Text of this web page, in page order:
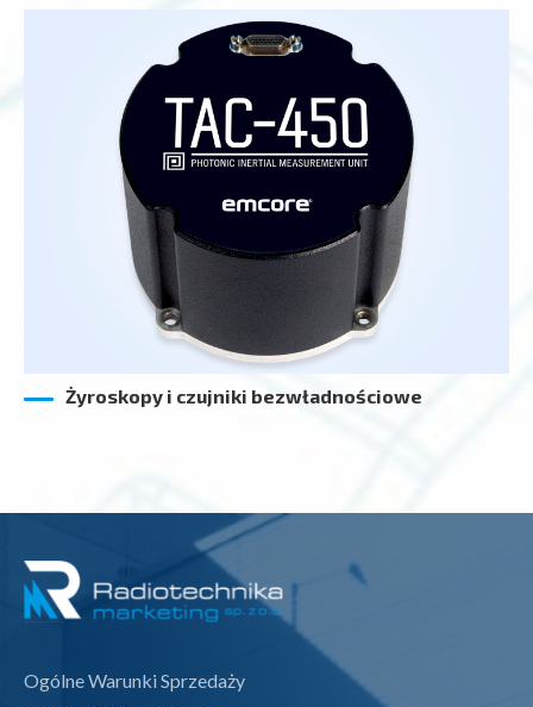
Żyroskopy i czujniki bezwładnościowe
Ogólne Warunki Sprzedaży